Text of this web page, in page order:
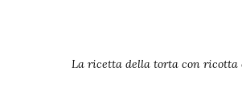
La ricetta della torta con ricotta